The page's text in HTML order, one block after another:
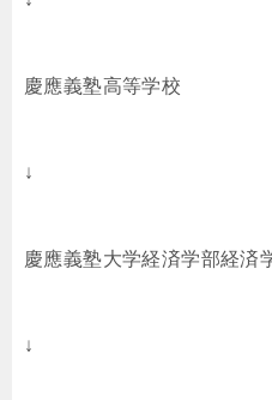
慶應義塾高等学校
↓
慶應義塾大学経済学部経済
↓